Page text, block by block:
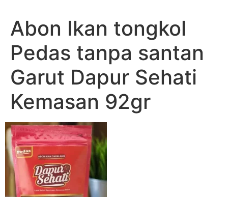
Abon Ikan tongkol
Pedas tanpa santan
Garut Dapur Sehati
Kemasan 92gr